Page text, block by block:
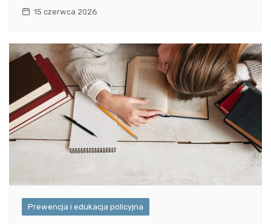
15 czerwca 2026
Prewencja i edukacja policyjna